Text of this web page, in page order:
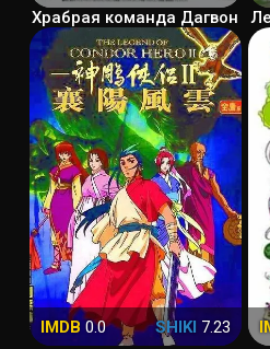
Храбрая команда Дагвон
IMDB0.0 SHIKI 7.23